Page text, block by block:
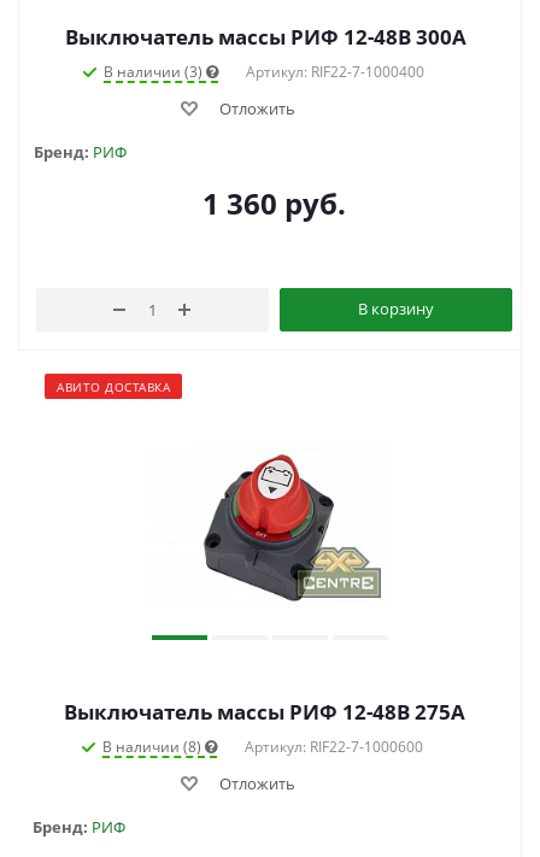
Выключатель массы РИФ 12-48В 300А
В наличии (3) Артикул: RIF22-7-1000400
Отложить
Бренд: РИФ
1 360 руб.
В корзину
АВИТО ДОСТАВКА
Выключатель массы РИФ 12-48В 275А
В наличии (8) Артикул: RIF22-7-1000600
Отложить
Бренд: РИФ